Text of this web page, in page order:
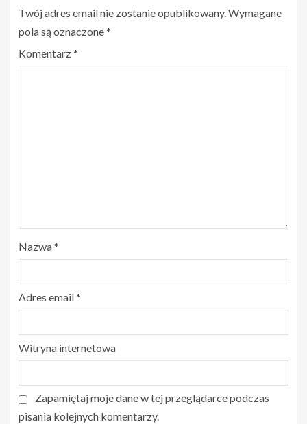
Twój adres email nie zostanie opublikowany.Wymagane
pola są oznaczone*
Komentarz*
Nazwa*
Adres email*
Witryna internetowa
Zapamiętaj moje dane w tej przeglądarce podczas
pisania kolejnych komentarzy.